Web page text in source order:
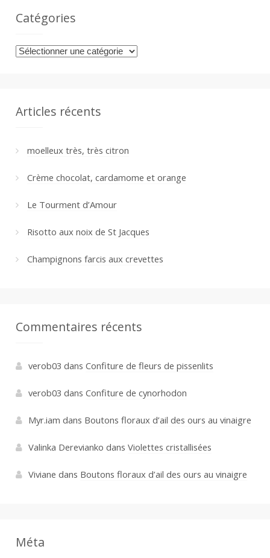
Catégories
Catégories
Articles récents
moelleux très, très citron
Crème chocolat, cardamome et orange
Le Tourment d’Amour
Risotto aux noix de St Jacques
Champignons farcis aux crevettes
Commentaires récents
verob03 dans Confiture de fleurs de pissenlits
verob03 dans Confiture de cynorhodon
Myr.iam dans Boutons floraux d’ail des ours au vinaigre
Valinka Derevianko dans Violettes cristallisées
Viviane dans Boutons floraux d’ail des ours au vinaigre
Méta